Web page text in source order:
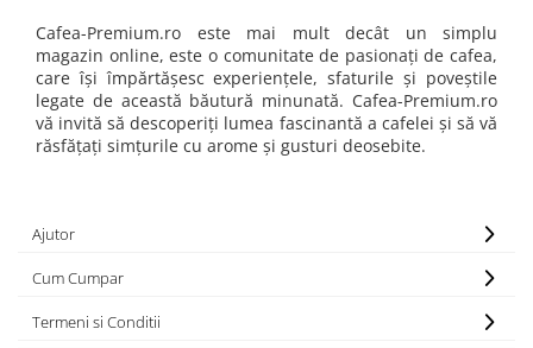
Cafea-Premium.ro este mai mult decât un simplu
magazin online, este o comunitate de pasionați de cafea,
care își împărtășesc experiențele, sfaturile și poveștile
legate de această băutură minunată. Cafea-Premium.ro
vă invită să descoperiți lumea fascinantă a cafelei și să vă
răsfățați simțurile cu arome și gusturi deosebite.
Ajutor
Cum Cumpar
Termeni si Conditii